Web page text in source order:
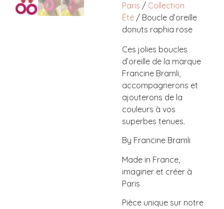
Paris / Collection
Été / Boucle d’oreille
donuts raphia rose
Ces jolies boucles
d’oreille de la marque
Francine Bramli,
accompagnerons et
ajouterons de la
couleurs à vos
superbes tenues.
By Francine Bramli
Made in France,
imaginer et créer à
Paris
Pièce unique sur notre